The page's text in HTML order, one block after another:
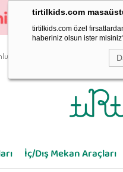
tirtilkids.com
tirtilkids.com özel
haberiniz olsun ister
İç/Dış Mekan Araçları